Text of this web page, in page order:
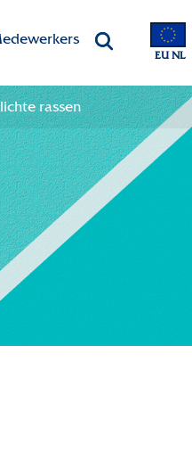
EU NL
rassen